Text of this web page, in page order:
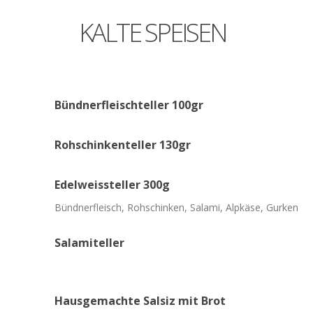
KALTESPEISEN
Bündnerfleischteller 100gr
Rohschinkenteller 130gr
Edelweissteller300g
Bündnerfleisch, Rohschinken, Salami, Alpkäse, Gurken
Salamiteller
Hausgemachte Salsiz mit Brot